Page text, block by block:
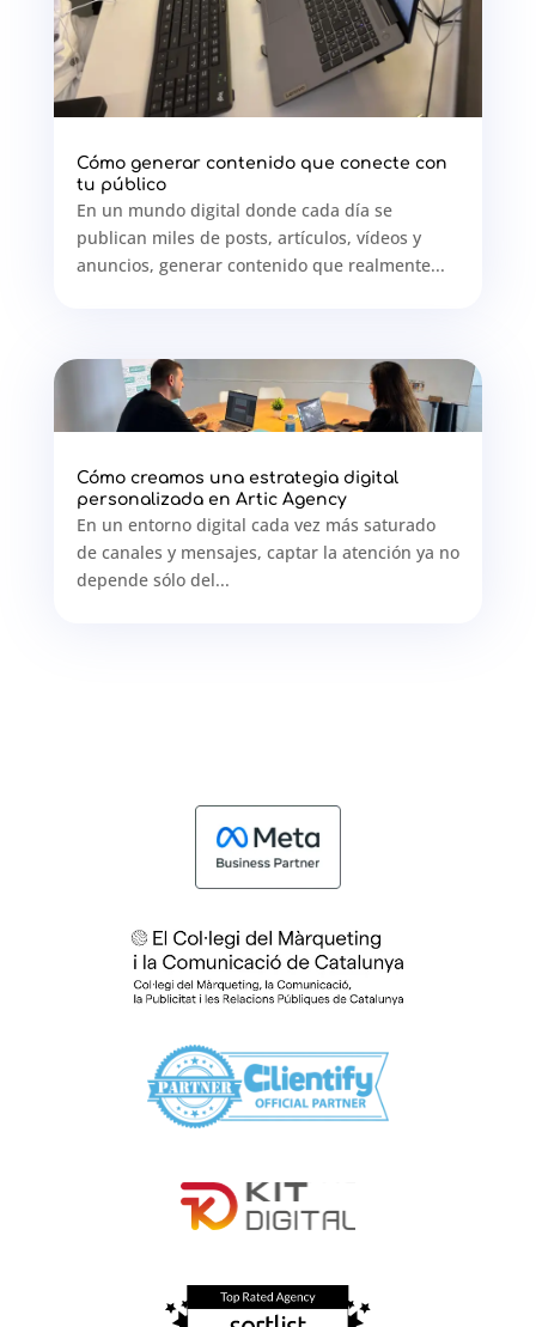
Cómo generar contenido que conecte con
tu público
En un mundo digital donde cada día se
publican miles de posts, artículos, vídeos y
anuncios, generar contenido que realmente...
Cómo creamos una estrategia digital
personalizada en Artic Agency
En un entorno digital cada vez más saturado
de canales y mensajes, captar la atención ya no
depende sólo del...